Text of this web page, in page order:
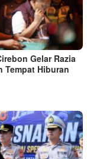
Gelar Razia
Tempat Hiburan